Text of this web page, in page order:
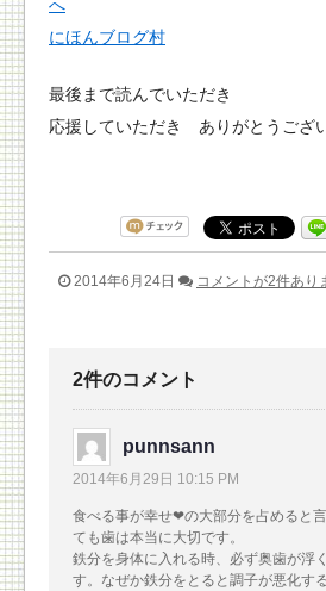
にほんブログ村
最後まで読んでいただき
応援していただき ありがとうござ
2014年6月24日 コメントが2件あり
2件のコメント
punnsann
2014年6月29日 10:15 PM
食べる事が幸せ❤の大部分を占めると
ても歯は本当に大切です。
鉄分を身体に入れる時、必ず奥歯が浮
す。なぜか鉄分をとると調子が悪化す